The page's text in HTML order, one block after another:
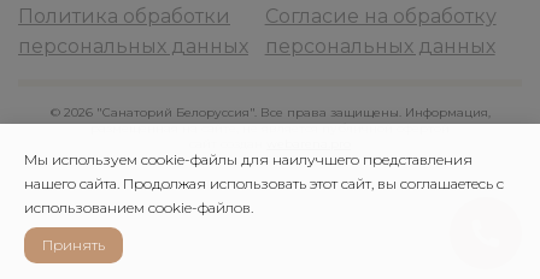
Политика обработки
персональных данных
Согласие на обработку
персональных данных
© 2026 "Санаторий Белоруссия". Все права защищены. Информация,
размещенная на сайте, не является публичной офертой
Мы используем cookie-файлы для наилучшего представления
нашего сайта. Продолжая использовать этот сайт, вы соглашаетесь с
использованием cookie-файлов.
Принять